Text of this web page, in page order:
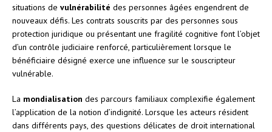
situations de vulnérabilité des personnes âgées engendrent de
nouveaux défis. Les contrats souscrits par des personnes sous
protection juridique ou présentant une fragilité cognitive font l’objet
d’un contrôle judiciaire renforcé, particulièrement lorsque le
bénéficiaire désigné exerce une influence sur le souscripteur
vulnérable.
La mondialisation des parcours familiaux complexifie également
l’application de la notion d’indignité. Lorsque les acteurs résident
dans différents pays, des questions délicates de droit international